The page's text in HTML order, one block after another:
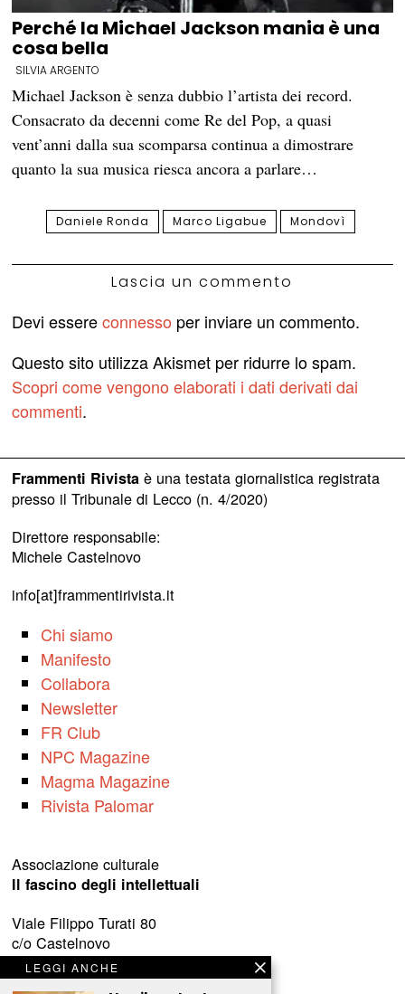
Perché la Michael Jackson mania è una
cosa bella
SILVIA ARGENTO
Michael Jackson è senza dubbio l’artista dei record.
Consacrato da decenni come Re del Pop, a quasi
vent’anni dalla sua scomparsa continua a dimostrare
quanto la sua musica riesca ancora a parlare…
Daniele Ronda Marco Ligabue Mondovì
Lascia un commento
Devi essereconnesso per inviare un commento.
Questo sito utilizza Akismet per ridurre lo spam.
Scopri come vengono elaborati i dati derivati dai
commenti.
Frammenti Rivistaè una testata giornalistica registrata
presso il Tribunale di Lecco (n. 4/2020)
Direttore responsabile:
Michele Castelnovo
info[at]frammentirivista.it
Chi siamo
Manifesto
Collabora
Newsletter
FR Club
NPC Magazine
Magma Magazine
Rivista Palomar
Associazione culturale
Il fascino degli intellettuali
Viale Filippo Turati 80
c/o Castelnovo
23900 Lecco (LC)
LEGGI ANCHE